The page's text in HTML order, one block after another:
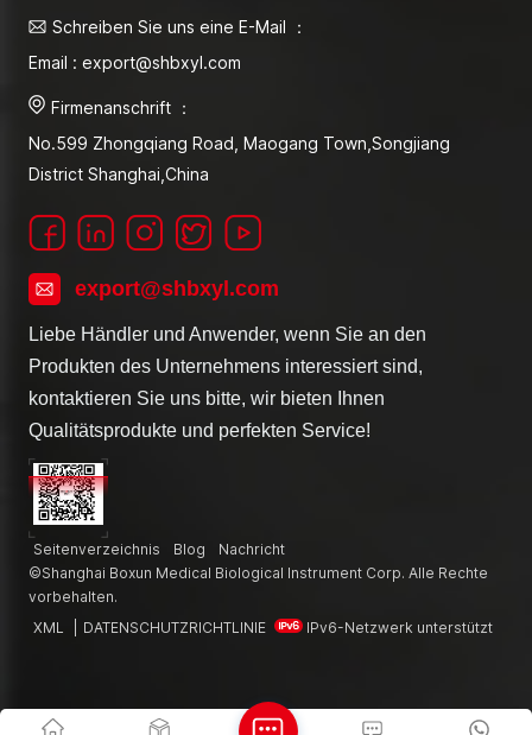
Schreiben Sie uns eine E-Mail ：
Email : export@shbxyl.com
Firmenanschrift ：
No.599 Zhongqiang Road, Maogang Town,Songjiang
District Shanghai,China
export@shbxyl.com
Liebe Händler und Anwender, wenn Sie an den
Produkten des Unternehmens interessiert sind,
kontaktieren Sie uns bitte, wir bieten Ihnen
Qualitätsprodukte und perfekten Service!
Seitenverzeichnis Blog
Nachricht
©Shanghai Boxun Medical Biological Instrument Corp. Alle Rechte
vorbehalten.
XML
DATENSCHUTZRICHTLINIE IPv6-Netzwerk unterstützt